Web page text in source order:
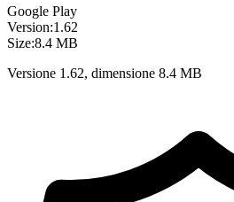
Google Play
Version:1.62
Size:8.4 MB
Versione 1.62, dimensione 8.4 MB